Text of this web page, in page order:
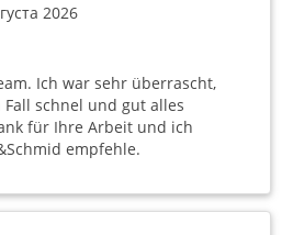
2026
Ich war sehr überrascht,
schnel und gut alles
für Ihre Arbeit und ich
empfehle.